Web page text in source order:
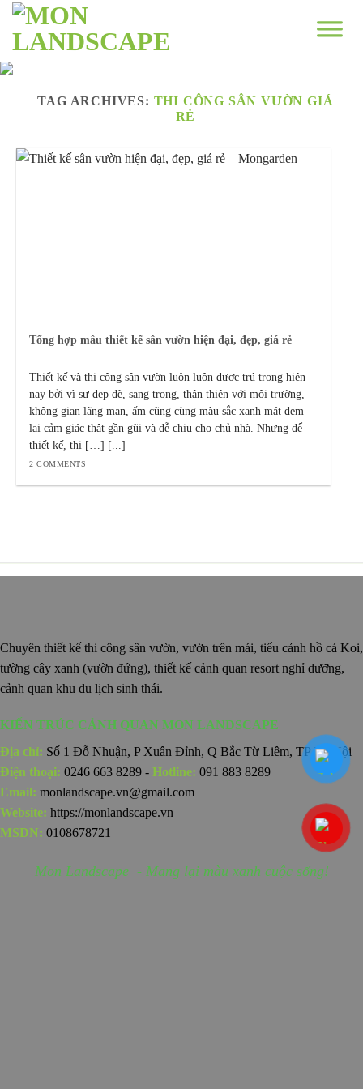
Skip
content
TAG ARCHIVES: THI CÔNG SÂN VƯỜN GIÁ
RẺ
Tổng hợp mẫu thiết kế sân vườn hiện đại, đẹp, giá rẻ
Thiết kế và thi công sân vườn luôn luôn được trú trọng hiện
nay bởi vì sự đẹp đẽ, sang trọng, thân thiện với môi trường,
không gian lãng mạn, ấm cũng cùng màu sắc xanh mát đem
lại cảm giác thật gần gũi và dễ chịu cho chủ nhà. Nhưng để
thiết kế, thi […] [...]
2 COMMENTS
Chuyên thiết kế thi công sân vườn, vườn trên mái, tiểu cảnh hồ cá Koi,
tường cây xanh (vườn đứng), thiết kế cảnh quan resort nghỉ dưỡng,
cảnh quan khu du lịch sinh thái.
KIẾN TRÚC CẢNH QUAN MON LANDSCAPE
Địa chỉ: Số 1 Đỗ Nhuận, P Xuân Đỉnh, Q Bắc Từ Liêm, TP Hà Nội
Điện thoại: 0246 663 8289 - Hotline: 091 883 8289
Email: monlandscape.vn@gmail.com
Website: https://monlandscape.vn
MSDN: 0108678721
Mon Landscape - Mang lại màu xanh cuộc sống!